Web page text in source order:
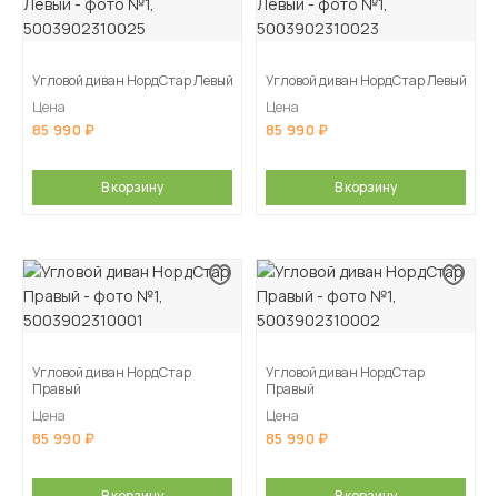
Угловой диван НордСтар Левый
Цена
85 990
В корзину
Угловой диван НордСтар Левый
Цена
85 990
В корзину
Угловой диван НордСтар
Правый
Цена
85 990
Угловой диван НордСтар
Правый
Цена
85 990